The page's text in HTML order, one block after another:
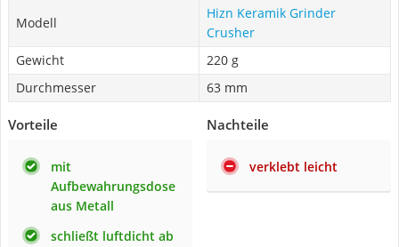
Modell
Hizn Keramik Grinder
Crusher
Gewicht
220 g
Durchmesser
63 mm
Vorteile
mit
Aufbewahrungsdose
aus Metall
schließt luftdicht ab
Nachteile
verklebt leicht